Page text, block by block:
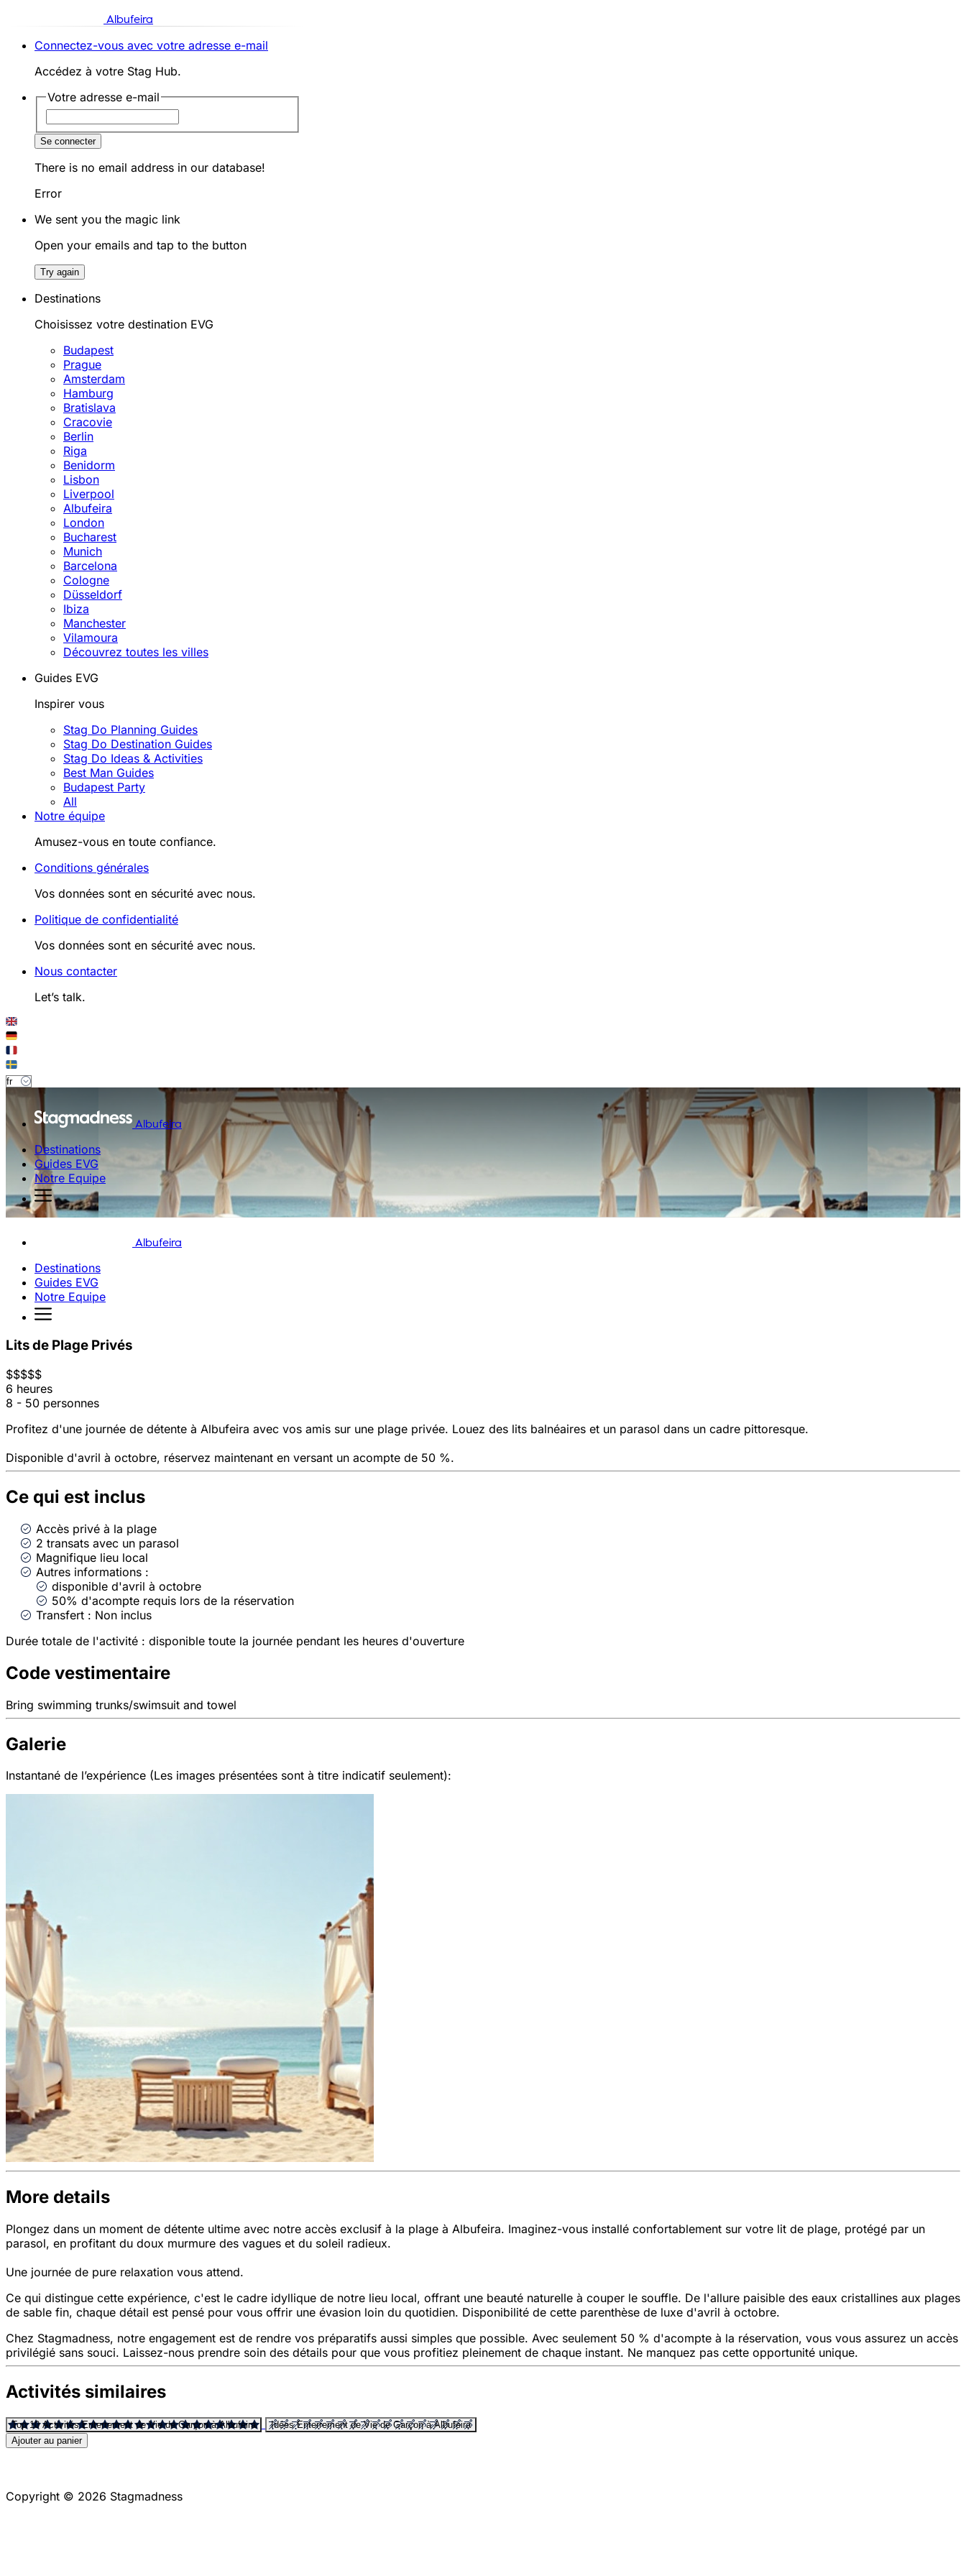
Albufeira
Connectez-vous avec votre adresse e-mail
Accédez à votre Stag Hub.
Votre adresse e-mail
Se connecter
There is no email address in our database!
Error
We sent you the magic link
Open your emails and tap to the button
Try again
Destinations
Choisissez votre destination EVG
Budapest
Prague
Amsterdam
Hamburg
Bratislava
Cracovie
Berlin
Riga
Benidorm
Lisbon
Liverpool
Albufeira
London
Bucharest
Munich
Barcelona
Cologne
Düsseldorf
Ibiza
Manchester
Vilamoura
Découvrez toutes les villes
Guides EVG
Inspirer vous
Stag Do Planning Guides
Stag Do Destination Guides
Stag Do Ideas & Activities
Best Man Guides
Budapest Party
All
Notre équipe
Amusez-vous en toute confiance.
Conditions générales
Vos données sont en sécurité avec nous.
Politique de confidentialité
Vos données sont en sécurité avec nous.
Nous contacter
Let’s talk.
Albufeira
Destinations
Guides EVG
Notre Equipe
Albufeira
Destinations
Guides EVG
Notre Equipe
Lits de Plage Privés
$$$$$
6 heures
8 - 50 personnes
Profitez d'une journée de détente à Albufeira avec vos amis sur une plage privée. Louez des lits balnéaires et un parasol dans un cadre pittoresque.
Disponible d'avril à octobre, réservez maintenant en versant un acompte de 50 %.
Ce qui est inclus
Accès privé à la plage
2 transats avec un parasol
Magnifique lieu local
Autres informations :
disponible d'avril à octobre
50% d'acompte requis lors de la réservation
Transfert : Non inclus
Durée totale de l'activité : disponible toute la journée pendant les heures d'ouverture
Code vestimentaire
Bring swimming trunks/swimsuit and towel
Galerie
Instantané de l’expérience (Les images présentées sont à titre indicatif seulement):
More details
Plongez dans un moment de détente ultime avec notre accès exclusif à la plage à Albufeira. Imaginez-vous installé confortablement sur votre lit de plage, protégé par un
parasol, en profitant du doux murmure des vagues et du soleil radieux.
Une journée de pure relaxation vous attend.
Ce qui distingue cette expérience, c'est le cadre idyllique de notre lieu local, offrant une beauté naturelle à couper le souffle. De l'allure paisible des eaux cristallines aux plages
de sable fin, chaque détail est pensé pour vous offrir une évasion loin du quotidien. Disponibilité de cette parenthèse de luxe d'avril à octobre.
Chez Stagmadness, notre engagement est de rendre vos préparatifs aussi simples que possible. Avec seulement 50 % d'acompte à la réservation, vous vous assurez un accès
privilégié sans souci. Laissez-nous prendre soin des détails pour que vous profitiez pleinement de chaque instant. Ne manquez pas cette opportunité unique.
Activités similaires
Top 10 Activités Enterrement de Vie de Garçon à Albufeira
Idées Enterrement de Vie de Garçon à Albufeira
Ajouter au panier
Copyright © 2026 Stagmadness